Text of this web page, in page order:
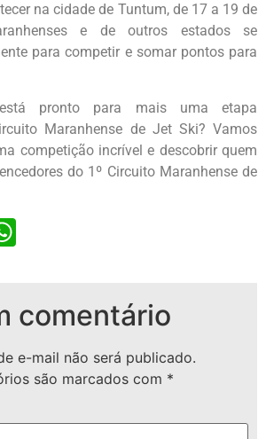
na cidade de Tuntum, de 17 a 19 de
e de outros estados se
para competir e somar pontos para
pronto para mais uma etapa
Maranhense de Jet Ski? Vamos
competição incrível e descobrir quem
do 1º Circuito Maranhense de
comentário
e-mail não será publicado.
são marcados com *